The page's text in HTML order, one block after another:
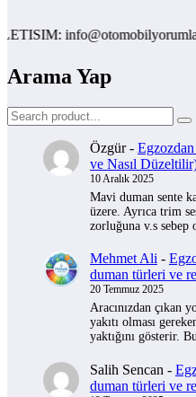
Arama Yap
Özgür-
ve Nasıl
10 Aralık 2025
Mavi duman sente
üzere. Ayrıca trim
zorluğuna v.s sebep
Mehmet Ali -
duman türleri ve
20 Temmuz 2025
Aracınızdan çıkan
yakıtı olması
yaktığını gösterir.
Salih Sencan -
duman türleri ve